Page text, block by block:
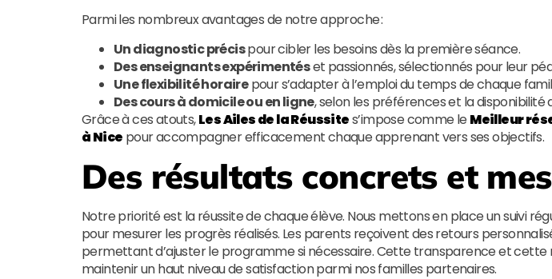
Parmi les nombreux avantages de notre approche :
Un diagnostic précispour cibler les besoins dès la première séance.
Des enseignants expérimentéset passionnés, sélectionnés pour leur
Une flexibilité horairepour s’adapter à l’emploi du temps de chaque
Des cours à domicile ou en ligne, selon les préférences et la disponibilité
Grâce à ces atouts,Les Ailes de la Réussites’impose comme le Meilleur
à Nice pour accompagner efficacement chaque apprenant vers ses objectifs.
Des résultats concrets et
Notre priorité est la réussite de chaque élève. Nous mettons en place un suivi
pour mesurer les progrès réalisés. Les parents reçoivent des retours
permettant d’ajuster le programme si nécessaire. Cette transparence et cette
maintenir un haut niveau de satisfaction parmi nos familles partenaires.